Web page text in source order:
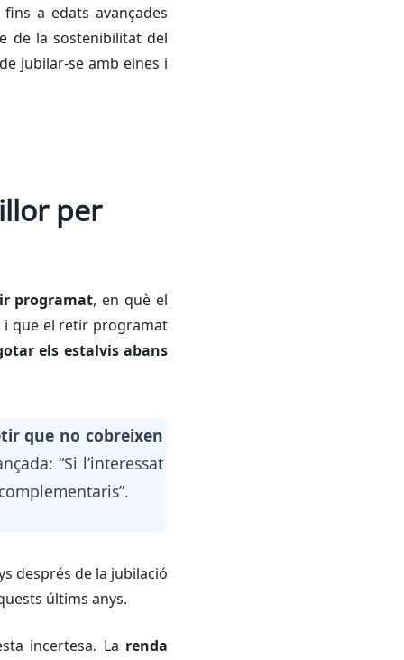
a edats avançades
de la sostenibilitat del
jubilar-se amb eines i
per
programat, en què el
i que el retir programat
els estalvis abans
que no cobreixen
“Si l’interessat
després de la jubilació
últims anys.
incertesa. La renda